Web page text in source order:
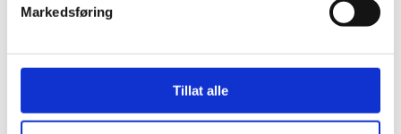
Markedsføring
Tillat alle